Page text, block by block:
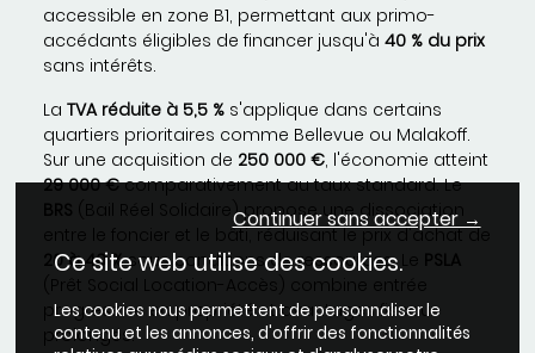
accessible en zone B1, permettant aux primo-
accédants éligibles de financer jusqu'à 40 % du prix
sans intérêts.
La TVA réduite à 5,5 % s'applique dans certains
quartiers prioritaires comme Bellevue ou Malakoff.
Sur une acquisition de 250 000 €, l'économie atteint
29 000 €comparativement au taux standard. Le
BRS (Bail Réel Solidaire) propose une dissociation
entre le foncier et le bâti, réduisant le prix d'achat de
20 à 40 %sous conditions de ressources. Le PSLA
(Prêt Social Location-Accès) combine entrée
progressive en propriété et avantages fiscaux
prolongés.
Continuer sans accepter →
Ce site web utilise des cookies.
Les cookies nous permettent de personnaliser le
contenu et les annonces, d'offrir des fonctionnalités